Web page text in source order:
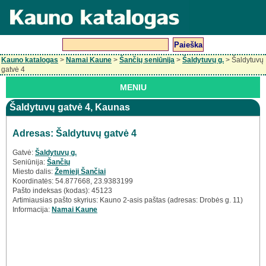
Kauno katalogas > Namai Kaune > Šančių seniūnija > Šaldytuvų g. > Šaldytuvų
gatvė 4
MENIU
Šaldytuvų gatvė 4, Kaunas
Adresas: Šaldytuvų gatvė 4
Gatvė: Šaldytuvų g.
Seniūnija: Šančių
Miesto dalis: Žemieji Šančiai
Koordinatės: 54.877668, 23.9383199
Pašto indeksas (kodas): 45123
Artimiausias pašto skyrius: Kauno 2-asis paštas (adresas: Drobės g. 11)
Informacija: Namai Kaune